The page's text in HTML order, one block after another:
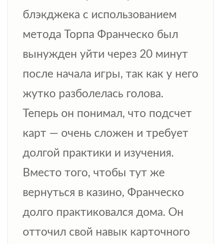
блэкджека с использованием
метода Торпа Франческо был
вынужден уйти через 20 минут
после начала игры, так как у него
жутко разболелась голова.
Теперь он понимал, что подсчет
карт — очень сложен и требует
долгой практики и изучения.
Вместо того, чтобы тут же
вернуться в казино, Франческо
долго практиковался дома. Он
отточил свой навык карточного